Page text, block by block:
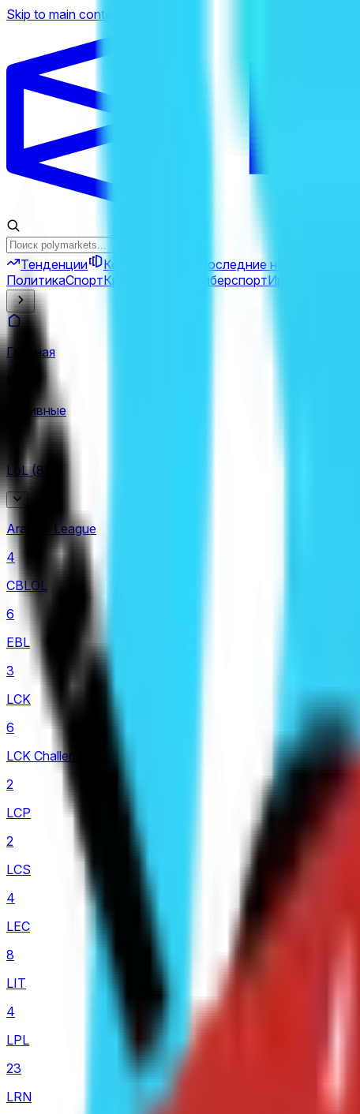
Skip to main content
Тенденции Комбо Последние новости
ПолитикаСпортКриптовалюта КиберспортИран
Главная
Активные
LoL(88
Arabian League
4
CBLOL
6
EBL
3
LCK
6
LCK Challengers League
2
LCP
2
LCS
4
LEC
8
LIT
4
LPL
23
LRN